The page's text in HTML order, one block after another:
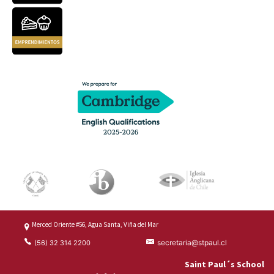
Merced Oriente #56, Agua Santa, Viña del Mar
(56) 32 314 2200 secretaria@stpaul.cl
Saint Paul´s School